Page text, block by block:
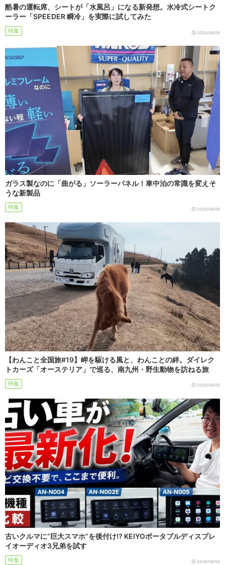
酷暑の運転席、シートが「水風呂」になる新発想。水冷式シートク
ーラー「SPEEDER 瞬冷」を実際に試してみた
特集 2026/08/06
ガラス製なのに「曲がる」ソーラーパネル！車中泊の常識を変えそ
うな新製品
特集 2026/08/06
【わんこと全国旅#19】岬を駆ける風と、わんことの絆。ダイレク
トカーズ「オーステリア」で巡る、南九州・野生動物を訪ねる旅
特集 2026/08/05
古いクルマに“巨大スマホ”を後付け!? KEIYOポータブルディスプレ
イオーディオ3兄弟を試す
特集 2026/08/04